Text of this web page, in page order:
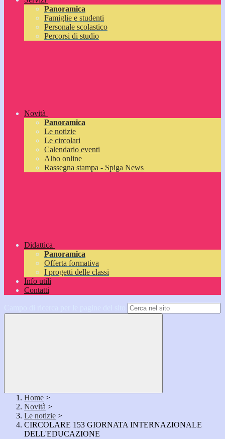
Panoramica
Famiglie e studenti
Personale scolastico
Percorsi di studio
Novità
Panoramica
Le notizie
Le circolari
Calendario eventi
Albo online
Rassegna stampa - Spiga News
Didattica
Panoramica
Offerta formativa
I progetti delle classi
Info utili
Contatti
Home >
Novità >
Le notizie >
CIRCOLARE 153 GIORNATA INTERNAZIONALE
DELL'EDUCAZIONE